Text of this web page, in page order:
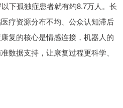
下孤独症患者就有约8.7万人。长
疗资源分布不均、公众认知滞后
复的核心是情感连接，机器人的
数据支持，让康复过程更科学、